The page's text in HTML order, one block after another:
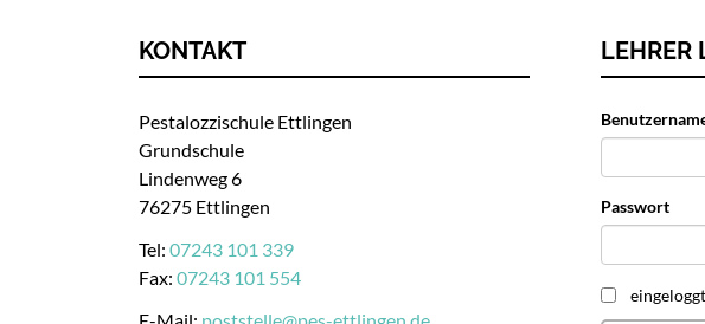
KONTAKT
Pestalozzischule Ettlingen
Grundschule
Lindenweg 6
76275 Ettlingen
Tel: 07243 101 339
Fax: 07243 101 554
LEHRER
Passwort